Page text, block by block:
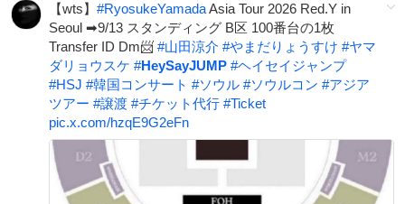
【wts】 #RyosukeYamadaAsia Tour 2026 Red.Y in
Seoul ➡9/13 スタンディング B区 100番台の1枚
Transfer ID Dm📨 #山田涼介 #やまだりょうすけ #ヤマ
ダリョウスケ #HeySayJUMP #ヘイセイジャンプ
#HSJ #韓国コンサート #ソウル #ソウルコン #アジア
ツアー #譲渡 #チケット代行 #Ticket
pic.x.com/hzqE9G2eFn